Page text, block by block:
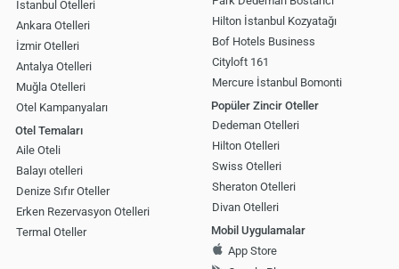
İstanbul Otelleri
Ankara Otelleri
İzmir Otelleri
Antalya Otelleri
Muğla Otelleri
Otel Kampanyaları
Otel Temaları
Aile Oteli
Balayı otelleri
Denize Sıfır Oteller
Erken Rezervasyon Otelleri
Termal Oteller
Hilton İstanbul Kozyatağı
Bof Hotels Business
Cityloft 161
Mercure İstanbul Bomonti
Popüler Zincir Oteller
Dedeman Otelleri
Hilton Otelleri
Swiss Otelleri
Sheraton Otelleri
Divan Otelleri
Mobil Uygulamalar
App Store